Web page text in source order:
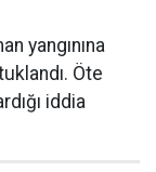
yangınına
Öte
iddia